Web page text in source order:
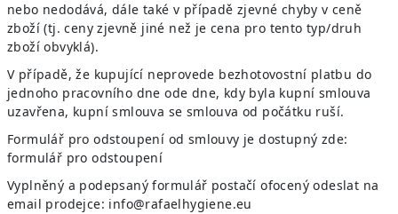
nebo nedodává, dále také v případě zjevné chyby v ceně
zboží (tj. ceny zjevně jiné než je cena pro tento typ/druh
zboží obvyklá).
V případě, že kupující neprovede bezhotovostní platbu do
jednoho pracovního dne ode dne, kdy byla kupní smlouva
uzavřena, kupní smlouva se smlouva od počátku ruší.
Formulář pro odstoupení od smlouvy je dostupný zde:
formulář pro odstoupení
Vyplněný a podepsaný formulář postačí ofocený odeslat na
email prodejce: info@rafaelhygiene.eu